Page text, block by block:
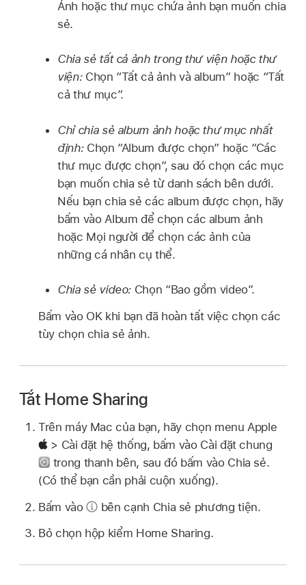
Ảnh hoặc thư mục chứa ảnh bạn muốn chia
sẻ.
Chia sẻ tất cả ảnh trong thư viện hoặc thư
viện:Chọn “Tất cả ảnh và album” hoặc “Tất
cả thư mục”.
Chỉ chia sẻ album ảnh hoặc thư mục nhất
định:Chọn “Album được chọn” hoặc “Các
thư mục được chọn”, sau đó chọn các mục
bạn muốn chia sẻ từ danh sách bên dưới.
Nếu bạn chia sẻ các album được chọn, hãy
bấm vào Album để chọn các album ảnh
hoặc Mọi người để chọn các ảnh của
những cá nhân cụ thể.
Chia sẻ video: Chọn “Bao gồm video”.
Bấm vào OK khi bạn đã hoàn tất việc chọn các
tùy chọn chia sẻ ảnh.
Tắt Home Sharing
Trên máy Mac của bạn, hãy chọn menu Apple
> Cài đặt hệ thống, bấm vào Cài đặt chung
trong thanh bên, sau đó bấm vào Chia sẻ.
(Có thể bạn cần phải cuộn xuống).
Bấm vào
bên cạnh Chia sẻ phương tiện.
Bỏ chọn hộp kiểm Home Sharing.